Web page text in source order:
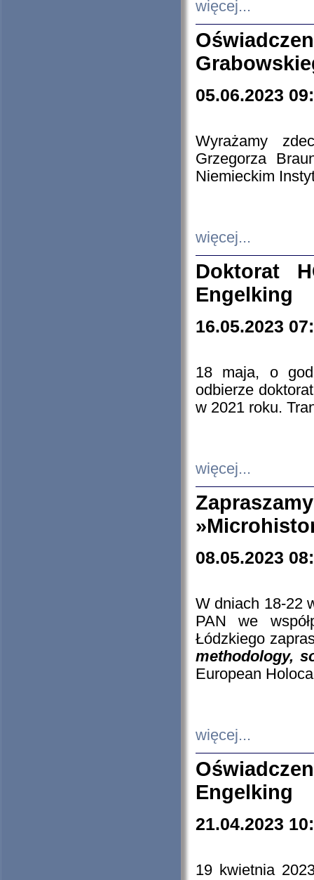
więcej...
05.06.2023
Wyrażamy
Grzegorza
Niemieckim
więcej...
Doktorat
Engelking
16.05.2023
18 maja, o
odbierze
w 2021 roku.
więcej...
08.05.2023
W dniach 18-22
PAN we
Łódzkiego
methodology,
European
więcej...
Engelking
21.04.2023
19 kwietnia